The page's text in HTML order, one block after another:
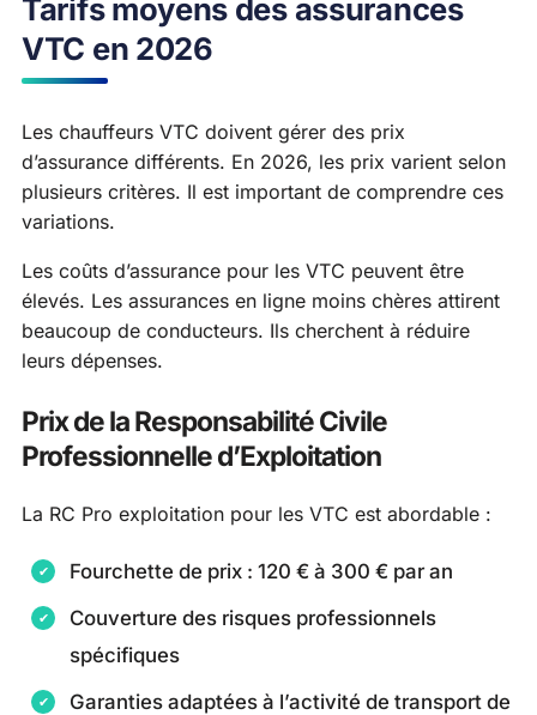
Tarifs moyens des assurances
VTC en 2026
Les chauffeurs VTC doivent gérer des prix
d’assurance différents. En 2026, les prix varient selon
plusieurs critères. Il est important de comprendre ces
variations.
Les coûts d’assurance pour les VTC peuvent être
élevés. Les assurances en ligne moins chères attirent
beaucoup de conducteurs. Ils cherchent à réduire
leurs dépenses.
Prix de la Responsabilité Civile
Professionnelle d’Exploitation
La RC Pro exploitation pour les VTC est abordable :
Fourchette de prix : 120 € à 300 € par an
Couverture des risques professionnels
spécifiques
Garanties adaptées à l’activité de transport de